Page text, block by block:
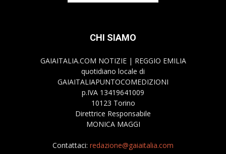
CHI SIAMO
GAIAITALIA.COM NOTIZIE | REGGIO EMILIA
quotidiano locale di
GAIAITALIAPUNTOCOMEDIZIONI
p.IVA 13419641009
10123 Torino
Direttrice Responsabile
MONICA MAGGI
Contattaci: redazione@gaiaitalia.com